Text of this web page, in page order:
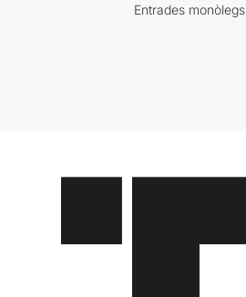
Entrades monòlegs